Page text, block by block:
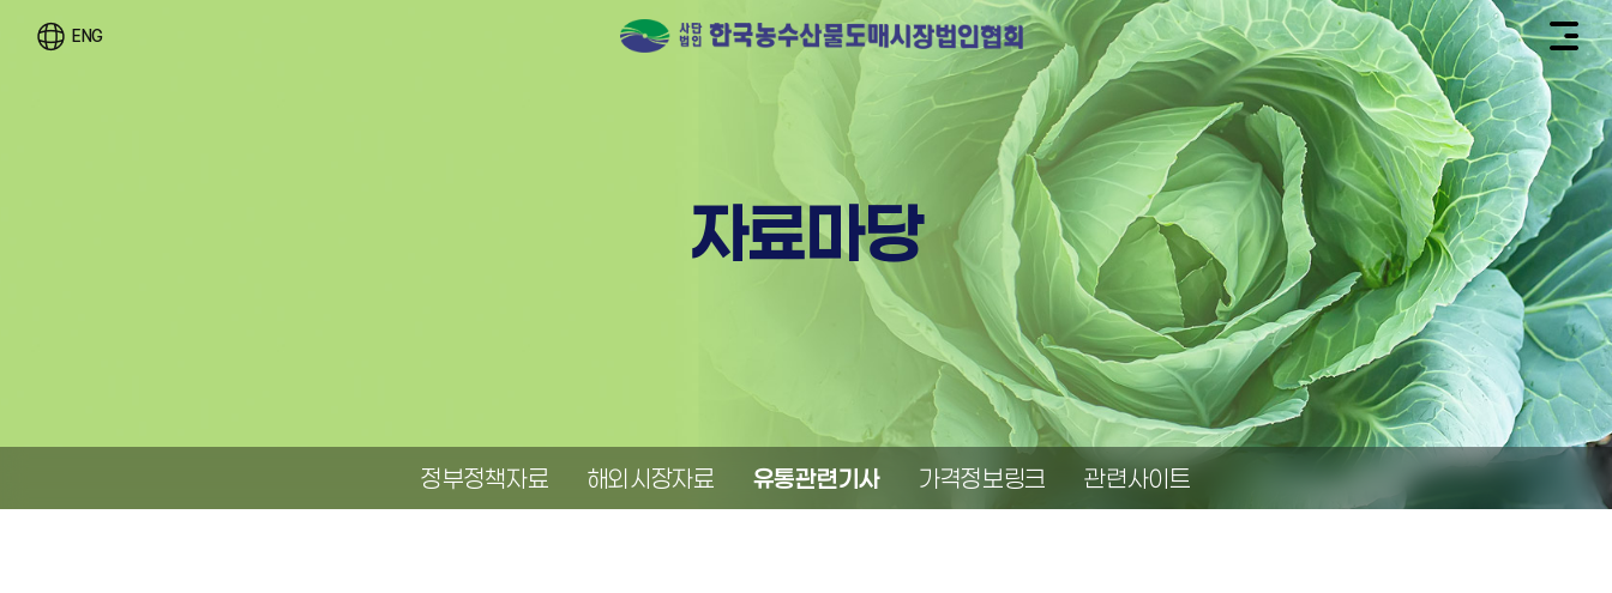
ENG
자료마당
정부정책자료 해외시장자료 유통관련기사 가격정보링크 관련사이트